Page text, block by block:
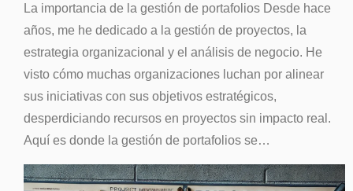
La importancia de la gestión de portafolios Desde hace
años, me he dedicado a la gestión de proyectos, la
estrategia organizacional y el análisis de negocio. He
visto cómo muchas organizaciones luchan por alinear
sus iniciativas con sus objetivos estratégicos,
desperdiciando recursos en proyectos sin impacto real.
Aquí es donde la gestión de portafolios se…